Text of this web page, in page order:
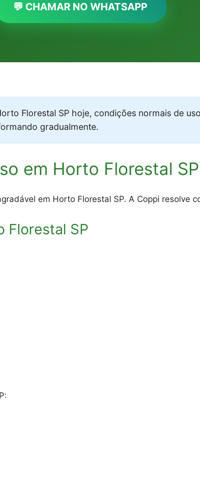
💬 CHAMAR NO WHATSAPP
Florestal SP hoje, condições normais de
gradualmente.
em Horto Florestal SP
em Horto Florestal SP. A Coppi resolve
Florestal SP